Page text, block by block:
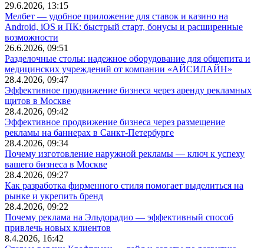
29.6.2026, 13:15
Мелбет — удобное приложение для ставок и казино на
Android, iOS и ПК: быстрый старт, бонусы и расширенные
возможности
26.6.2026, 09:51
Разделочные столы: надежное оборудование для общепита и
медицинских учреждений от компании «АЙСИЛАЙН»
28.4.2026, 09:47
Эффективное продвижение бизнеса через аренду рекламных
щитов в Москве
28.4.2026, 09:42
Эффективное продвижение бизнеса через размещение
рекламы на баннерах в Санкт-Петербурге
28.4.2026, 09:34
Почему изготовление наружной рекламы — ключ к успеху
вашего бизнеса в Москве
28.4.2026, 09:27
Как разработка фирменного стиля помогает выделиться на
рынке и укрепить бренд
28.4.2026, 09:22
Почему реклама на Эльдорадио — эффективный способ
привлечь новых клиентов
8.4.2026, 16:42